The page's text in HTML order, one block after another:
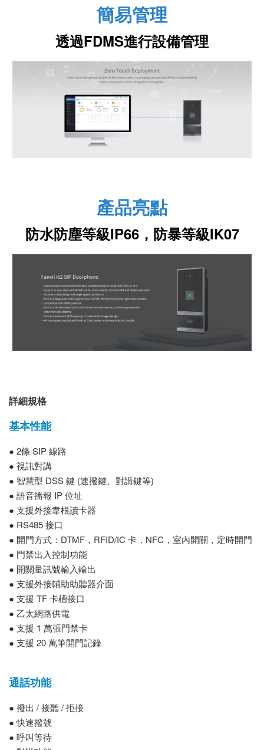
簡易管理
透過FDMS進行設備管理
產品亮點
防水防塵等級IP66，防暴等級IK07
詳細規格
基本性能
● 2條 SIP 線路
● 視訊對講
● 智慧型 DSS 鍵 (速撥鍵、對講鍵等)
● 語音播報 IP 位址
● 支援外接韋根讀卡器
● RS485 接口
● 開門方式：DTMF，RFID/IC 卡，NFC，室內開關，定時開門
● 門禁出入控制功能
● 開關量訊號輸入輸出
● 支援外接輔助助聽器介面
● 支援 TF 卡槽接口
● 乙太網路供電
● 支援 1 萬張門禁卡
● 支援 20 萬筆開門記錄
通話功能
● 撥出 / 接聽 / 拒接
● 快速撥號
● 呼叫等待